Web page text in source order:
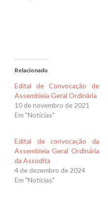
Relacionado
Edital de Convocação de
Assembleia Geral Ordinária
10 de novembro de 2021
Em "Notícias"
Edital de convocação da
Assembleia Geral Ordinária
da Assodita
4 de dezembro de 2024
Em "Notícias"